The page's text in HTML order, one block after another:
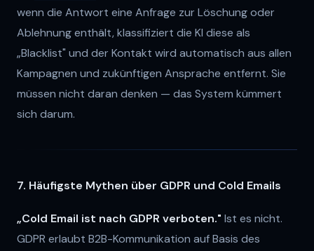
wenn die Antwort eine Anfrage zur Löschung oder
Ablehnung enthält, klassifiziert die KI diese als
„Blacklist" und der Kontakt wird automatisch aus allen
Kampagnen und zukünftigen Ansprache entfernt. Sie
müssen nicht daran denken — das System kümmert
sich darum.
7. Häufigste Mythen über GDPR und Cold Emails
„Cold Email ist nach GDPR verboten." Ist es nicht.
GDPR erlaubt B2B-Kommunikation auf Basis des